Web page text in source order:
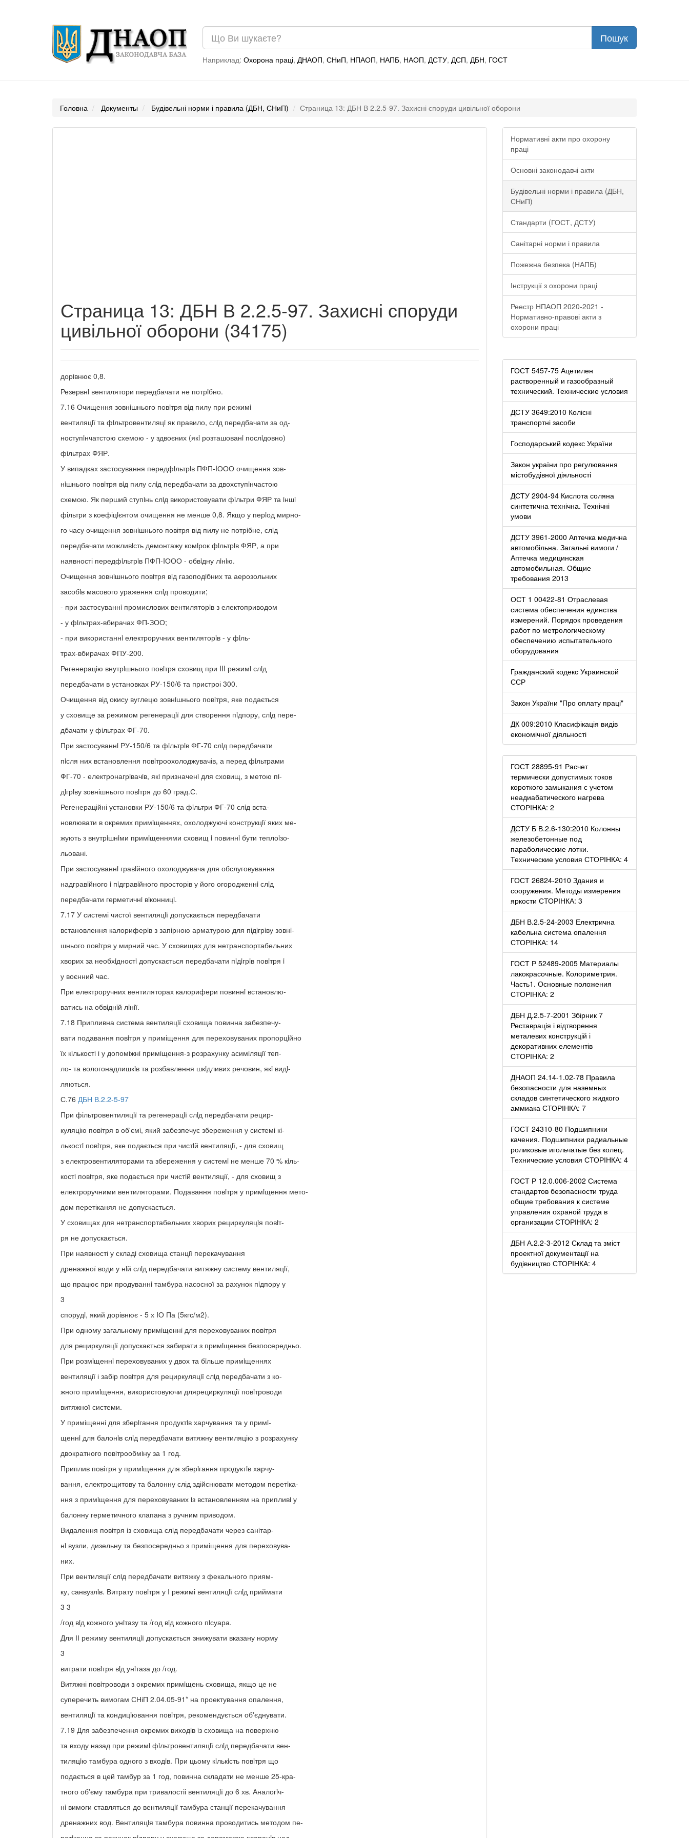
Наприклад: Охорона праці, ДНАОП, СНиП, НПАОП, НАПБ, НАОП, ДСТУ, ДСП, ДБН, ГОСТ
Головна Документы Будівельні норми і правила (ДБН, СНиП) Страница 13: ДБН В 2.2.5-97. Захисні споруди цивільної оборони
Страница 13: ДБН В 2.2.5-97. Захисні споруди
цивільної оборони (34175)
дорiвнює 0,8.
Резервнi вентилятори передбачати не потрiбно.
7.16 Очищення зовнiшнього повiтря вiд пилу при режимi
вентиляцiї та фiльтровентиляцi як правило, слiд передбачати за од-
ноступiнчатстою схемою - у здвоєних (якi розташованi послiдовно)
фiльтрах ФЯР.
У випадках застосування передфiльтрiв ПФП-IООО очищення зов-
нiшнього повiтря вiд пилу слiд передбачати за двохступiнчастою
схемою. Як перший ступiнь слiд використовувати фiльтри ФЯР та iншi
фільтри з коефіцiєнтом очищення не менше 0,8. Якщо у перiод мирно-
го часу очищення зовнiшнього повітря від пилу не потрiбне, слiд
передбачати можливiсть демонтажу комiрок фiльтрiв ФЯР, а при
наявності передфiльтрiв ПФП-IООО - обвiдну лiнiю.
Очищення зовнiшнього повiтря вiд газоподiбних та аерозольних
засобiв масового ураження слiд проводити;
- при застосуваннi промислових вентиляторiв з електоприводом
- у фiльтрах-вбирачах ФП-ЗОО;
- при використаннi електроручних вентиляторiв - у фiль-
трах-вбирачах ФПУ-200.
Регенерацію внутрiшнього повiтря сховищ при III режимi слiд
передбачати в установках РУ-150/6 та пристроі 300.
Очищення від окису вуглецю зовнiшнього повiтря, яке подається
у сховище за режимом регенерацiї для створення пiдпору, слiд пере-
дбачати у фiльтрах ФГ-70.
При застосуваннi РУ-150/6 та фiльтрiв ФГ-70 слiд передбачати
пiсля них встановлення повiтроохолоджувачів, а перед фiльтрами
ФГ-70 - електронагрiвачiв, якi призначенi для сховищ, з метою пi-
дiгрiву зовнішнього повiтря до 60 град.С.
Регенераційні установки РУ-150/6 та фiльтри ФГ-70 слiд вста-
новлювати в окремих примiщеннях, охолоджуючі конструкцiї яких ме-
жують з внутрiшнiми примiщеннями сховищ i повиннi бути теплоiзо-
льовані.
При застосуваннi гравiйного охолоджувача для обслуговування
надгравiйного i пiдгравiйного просторів у його огородженнi слiд
передбачати герметичнi вiконницi.
7.17 У системі чистої вентиляцiї допускається передбачати
встановлення калориферiв з запiрною арматурою для пiдiгрiву зовнi-
шнього повiтря у мирний час. У сховищах для нетранспортабельних
хворих за необхiдностi допускається передбачати пiдiгрiв повiтря i
у воєнний час.
При електроручних вентиляторах калорифери повиннi встановлю-
ватись на обвiднiй лiнiї.
7.18 Припливна система вентиляцiї сховища повинна забезпечу-
вати подавання повiтря у приміщення для переховуваних пропорцiйно
їх кiлькостi i у допомiжнi примiщення-з розрахунку асимiляцiї теп-
ло- та вологонадлишкiв та розбавлення шкiдливих речовин, якi видi-
ляються.
С.76 ДБН В.2.2-5-97
При фільтровентиляцiї та регенерацiї слiд передбачати рецир-
куляцiю повiтря в об'ємi, який забезпечує збереження у системi кi-
лькостi повiтря, яке подається при чистiй вентиляцiї, - для сховищ
з електровентиляторами та збереження у системi не менше 70 % кiль-
костi повiтря, яке подається при чистiй вентиляції, - для сховищ з
електроручними вентиляторами. Подавання повiтря у примiщення мето-
дом перетіканяя не допускається.
У сховищах для нетранспортабельних хворих рециркуляцiя повiт-
ря не допускається.
При наявності у складi сховища станцiї перекачування
дренажної води у нiй слiд передбачати витяжну систему вентиляцiї,
що працює при продуваннi тамбура насосної за рахунок пiдпору у
3
спорудi, який дорівнює - 5 х IО Па (5кгс/м2).
При одному загальному примiщеннi для переховуваних повiтря
для рециркуляцiї допускається забирати з примiщення безпосередньо.
При розмiщеннi переховуваних у двох та бiльше примiщеннях
вентиляції і забір повiтря для рециркуляцiї слiд передбачати з ко-
жного примiщення, використовуючи длярециркуляції повiтроводи
витяжної системи.
У приміщенні для зберiгання продуктiв харчування та у примi-
щеннi для балонiв слiд передбачати витяжну вентиляцію з розрахунку
двократного повiтрообмiну за 1 год.
Приплив повітря у примiщення для зберiгання продуктiв харчу-
вання, електрощитову та балонну слід здійснювати методом перетiка-
ння з примiщення для переховуваних iз встановленням на припливi у
балонну герметичного клапана з ручним приводом.
Видалення повiтря iз сховища слiд передбачати через санiтар-
нi вузли, дизельну та безпосередньо з приміщення для переховува-
них.
При вентиляцiї слiд передбачати витяжку з фекального приям-
ку, санвузлiв. Витрату повiтря у I режимі вентиляцiї слiд приймати
3 3
/год вiд кожного унiтазу та /год вiд кожного пiсуара.
Для ІІ режиму вентиляцiї допускається знижувати вказану норму
3
витрати повiтря вiд унiтаза до /год.
Витяжні повiтроводи з окремих примiщень сховища, якщо це не
суперечить вимогам СНіП 2.04.05-91* на проектування опалення,
вентиляцiї та кондицiювання повiтря, рекомендується об'єднувати.
7.19 Для забезпечення окремих виходiв iз сховища на поверхню
та входу назад при режимi фiльтровентиляцiї слiд передбачати вен-
тиляцiю тамбура одного з входiв. При цьому кiлькiсть повiтря що
подається в цей тамбур за 1 год, повинна складати не менше 25-кра-
тного об'єму тамбура при тривалостіі вентиляцiї до 6 хв. Аналогiч-
нi вимоги ставляться до вентиляцiї тамбура станцiї перекачування
дренажних вод. Вентиляцiя тамбура повинна проводитись методом пе-
Нормативні акти про охорону
праці
Основні законодавчі акти
Будівельні норми і правила (ДБН,
СНиП)
Стандарти (ГОСТ, ДСТУ)
Санітарні норми і правила
Пожежна безпека (НАПБ)
Інструкції з охорони праці
Реестр НПАОП 2020-2021 -
Нормативно-правові акти з
охорони праці
ГОСТ 5457-75 Ацетилен
растворенный и газообразный
технический. Технические условия
ДСТУ 3649:2010 Колісні
транспортні засоби
Господарський кодекс України
Закон україни про регулювання
містобудівної діяльності
ДСТУ 2904-94 Кислота соляна
синтетична технічна. Технічні
умови
ДСТУ 3961-2000 Аптечка медична
автомобільна. Загальні вимоги /
Аптечка медицинская
автомобильная. Общие
требования 2013
ОСТ 1 00422-81 Отраслевая
система обеспечения единства
измерений. Порядок проведения
работ по метрологическому
обеспечению испытательного
оборудования
Гражданский кодекс Украинской
ССР
Закон України "Про оплату праці"
ДК 009:2010 Класифікація видів
економічної діяльності
ГОСТ 28895-91 Расчет
термически допустимых токов
короткого замыкания с учетом
неадиабатического нагрева
СТОРІНКА: 2
ДСТУ Б В.2.6-130:2010 Колонны
железобетонные под
параболические лотки.
Технические условия СТОРІНКА: 4
ГОСТ 26824-2010 Здания и
сооружения. Методы измерения
яркости СТОРІНКА: 3
ДБН В.2.5-24-2003 Електрична
кабельна система опалення
СТОРІНКА: 14
ГОСТ Р 52489-2005 Материалы
лакокрасочные. Колориметрия.
Часть1. Основные положения
СТОРІНКА: 2
ДБН Д.2.5-7-2001 Збірник 7
Реставрація і відтворення
металевих конструкцій і
декоративних елементів
СТОРІНКА: 2
ДНАОП 24.14-1.02-78 Правила
безопасности для наземных
складов синтетического жидкого
аммиака СТОРІНКА: 7
ГОСТ 24310-80 Подшипники
качения. Подшипники радиальные
роликовые игольчатые без колец.
Технические условия СТОРІНКА: 4
ГОСТ Р 12.0.006-2002 Система
стандартов безопасности труда
общие требования к системе
управления охраной труда в
организации СТОРІНКА: 2
ДБН А.2.2-3-2012 Склад та зміст
проектної документації на
будівництво СТОРІНКА: 4